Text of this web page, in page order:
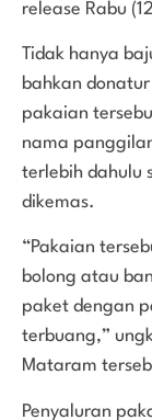
release Rabu
Tidak hanya
bahkan
pakaian
nama
terlebih dahulu
dikemas.
“Pakaian
bolong atau
paket dengan
terbuang,”
Mataram
Penyaluran